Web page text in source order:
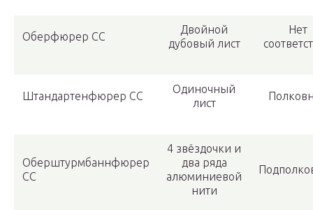
Оберфюрер СС
Двойной
дубовый лист
Нет
Штандартенфюрер СС
Одиночный
лист
Оберштурмбаннфюрер
СС
4 звёздочки и
два ряда
алюминиевой
нити